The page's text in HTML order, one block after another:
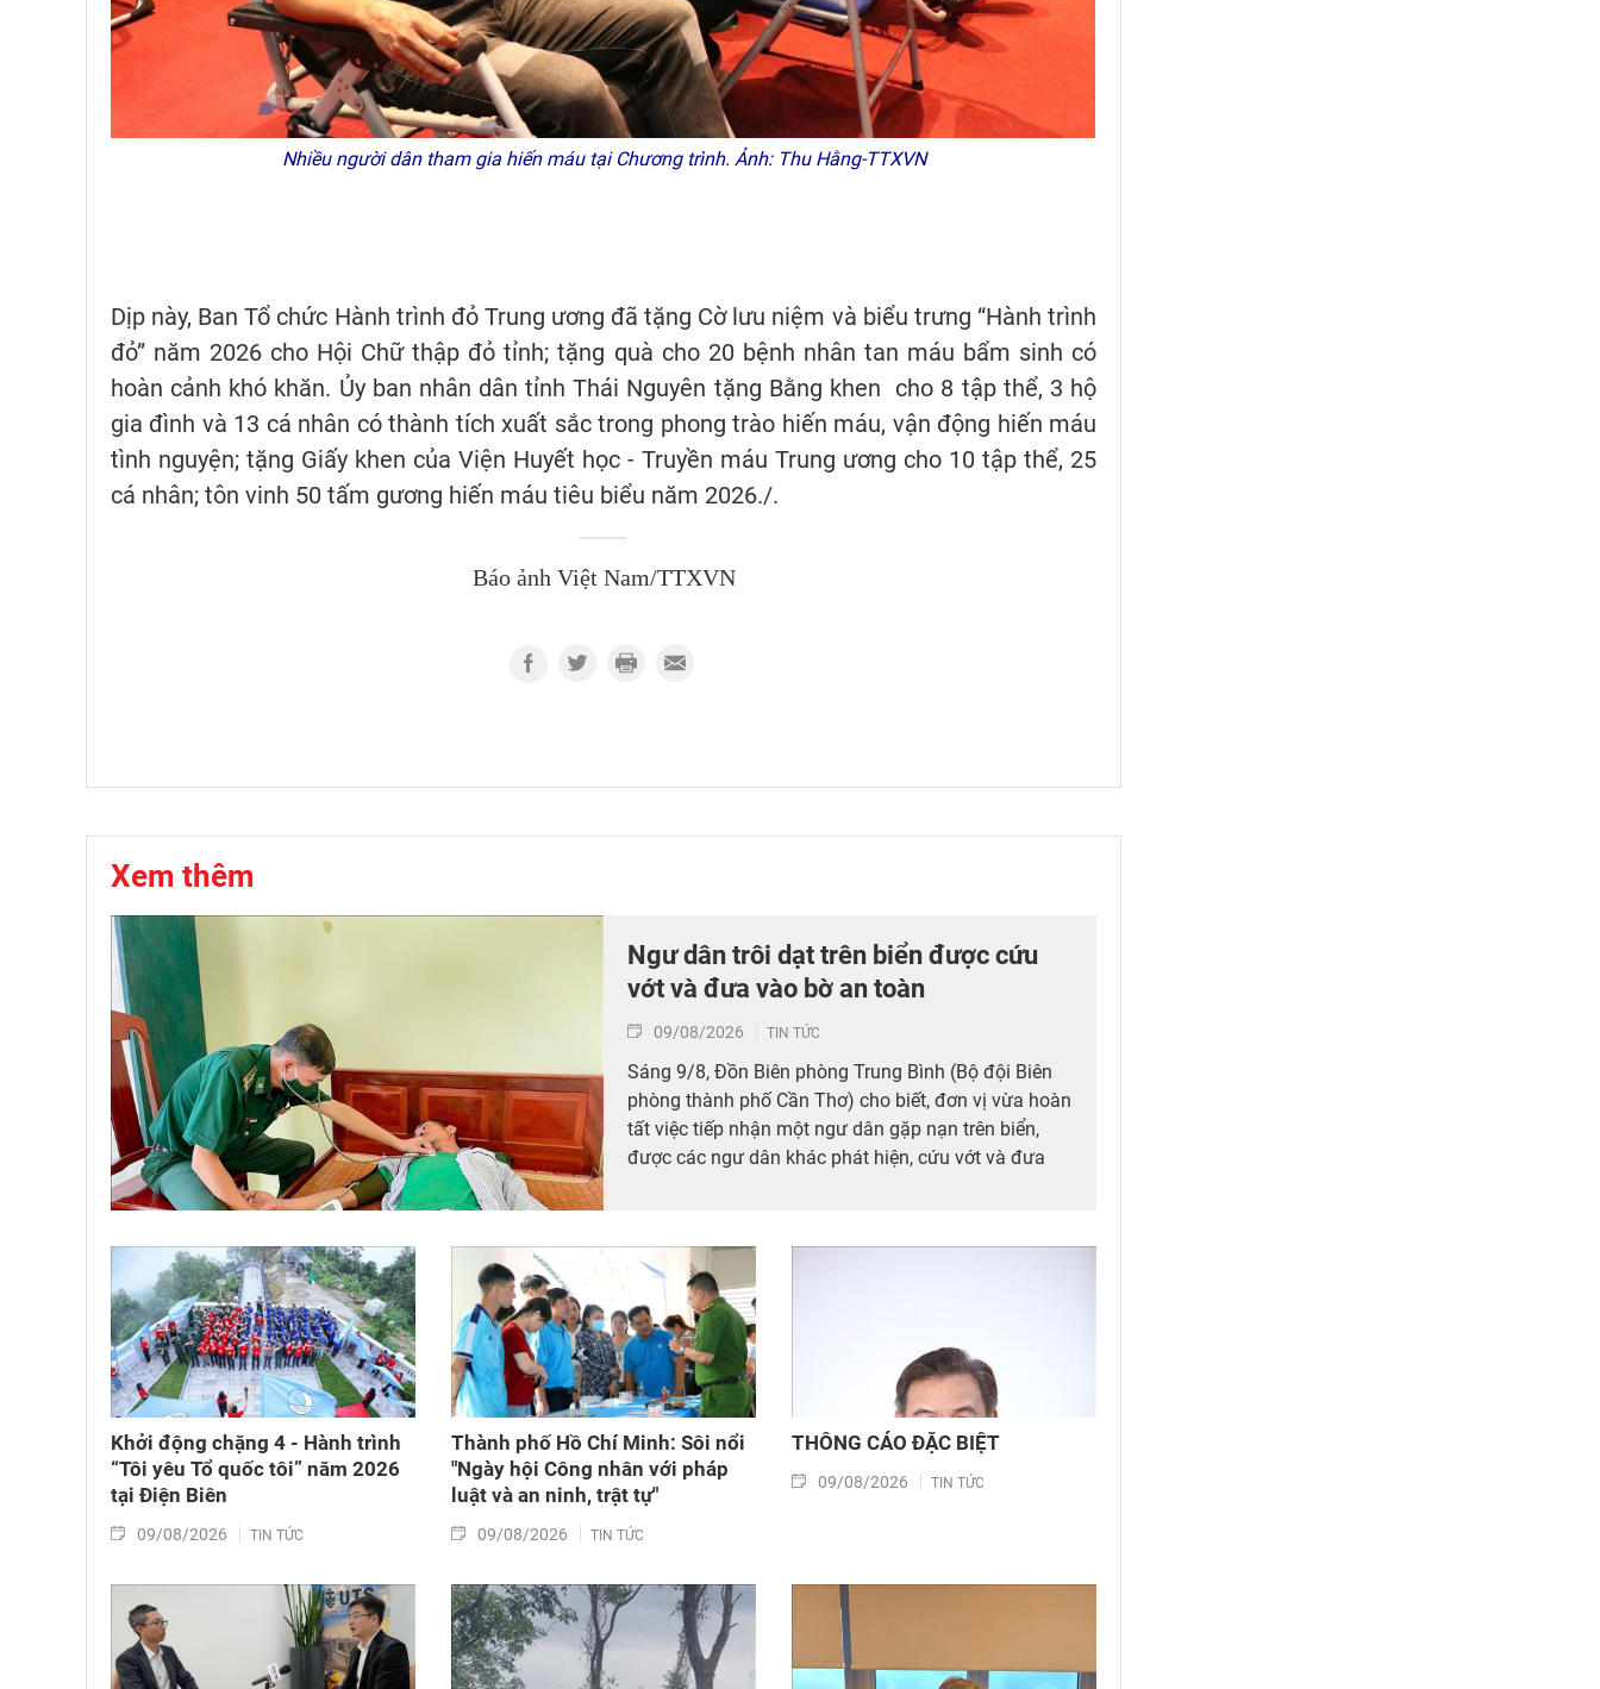
Nhiều người dân tham gia hiến máu tại Chương trình. Ảnh: Thu Hằng-TTXVN
Dịp này, Ban Tổ chức Hành trình đỏ Trung ương đã tặng Cờ lưu niệm và biểu trưng “Hành trình
đỏ” năm 2026 cho Hội Chữ thập đỏ tỉnh; tặng quà cho 20 bệnh nhân tan máu bẩm sinh có
hoàn cảnh khó khăn. Ủy ban nhân dân tỉnh Thái Nguyên tặng Bằng khen cho 8 tập thể, 3 hộ
gia đình và 13 cá nhân có thành tích xuất sắc trong phong trào hiến máu, vận động hiến máu
tình nguyện; tặng Giấy khen của Viện Huyết học - Truyền máu Trung ương cho 10 tập thể, 25
cá nhân; tôn vinh 50 tấm gương hiến máu tiêu biểu năm 2026./.
Báo ảnh Việt Nam/TTXVN
Xem thêm
Ngư dân trôi dạt trên biển được cứu
vớt và đưa vào bờ an toàn
09/08/2026 TIN TỨC
Sáng 9/8, Đồn Biên phòng Trung Bình (Bộ đội Biên
phòng thành phố Cần Thơ) cho biết, đơn vị vừa hoàn
tất việc tiếp nhận một ngư dân gặp nạn trên biển,
được các ngư dân khác phát hiện, cứu vớt và đưa
Khởi động chặng 4 - Hành trình
“Tôi yêu Tổ quốc tôi” năm 2026
tại Điện Biên
09/08/2026 TIN TỨC
Thành phố Hồ Chí Minh: Sôi nổi
"Ngày hội Công nhân với pháp
luật và an ninh, trật tự"
09/08/2026 TIN TỨC
THÔNG CÁO ĐẶC BIỆT
09/08/2026 TIN TỨC